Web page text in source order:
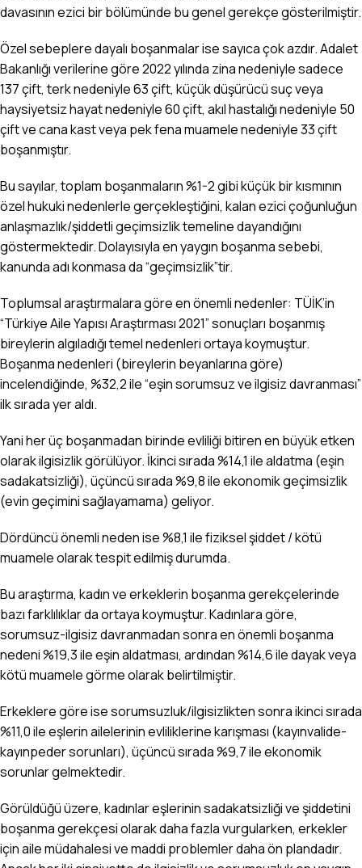
davasının ezici bir bölümünde bu genel gerekçe gösterilmiştir.
Özel sebeplere dayalı boşanmalar ise sayıca çok azdır. Adalet
Bakanlığı verilerine göre 2022 yılında zina nedeniyle sadece
137 çift, terk nedeniyle 63 çift, küçük düşürücü suç veya
haysiyetsiz hayat nedeniyle 60 çift, akıl hastalığı nedeniyle 50
çift ve cana kast veya pek fena muamele nedeniyle 33 çift
boşanmıştır.
Bu sayılar, toplam boşanmaların %1-2 gibi küçük bir kısmının
özel hukuki nedenlerle gerçekleştiğini, kalan ezici çoğunluğun
anlaşmazlık/şiddetli geçimsizlik temeline dayandığını
göstermektedir. Dolayısıyla en yaygın boşanma sebebi,
kanunda adı konmasa da “geçimsizlik”tir.
Toplumsal araştırmalara göre en önemli nedenler: TÜİK’in
“Türkiye Aile Yapısı Araştırması 2021” sonuçları boşanmış
bireylerin algıladığı temel nedenleri ortaya koymuştur.
Boşanma nedenleri (bireylerin beyanlarına göre)
incelendiğinde, %32,2 ile “eşin sorumsuz ve ilgisiz davranması”
ilk sırada yer aldı.
Yani her üç boşanmadan birinde evliliği bitiren en büyük etken
olarak ilgisizlik görülüyor. İkinci sırada %14,1 ile aldatma (eşin
sadakatsizliği), üçüncü sırada %9,8 ile ekonomik geçimsizlik
(evin geçimini sağlayamama) geliyor.
Dördüncü önemli neden ise %8,1 ile fiziksel şiddet / kötü
muamele olarak tespit edilmiş durumda.
Bu araştırma, kadın ve erkeklerin boşanma gerekçelerinde
bazı farklılıklar da ortaya koymuştur. Kadınlara göre,
sorumsuz-ilgisiz davranmadan sonra en önemli boşanma
nedeni %19,3 ile eşin aldatması, ardından %14,6 ile dayak veya
kötü muamele görme olarak belirtilmiştir.
Erkeklere göre ise sorumsuzluk/ilgisizlikten sonra ikinci sırada
%11,0 ile eşlerin ailelerinin evliliklerine karışması (kayınvalide-
kayınpeder sorunları), üçüncü sırada %9,7 ile ekonomik
sorunlar gelmektedir.
Görüldüğü üzere, kadınlar eşlerinin sadakatsizliği ve şiddetini
boşanma gerekçesi olarak daha fazla vurgularken, erkekler
için aile müdahalesi ve maddi problemler daha ön plandadır.